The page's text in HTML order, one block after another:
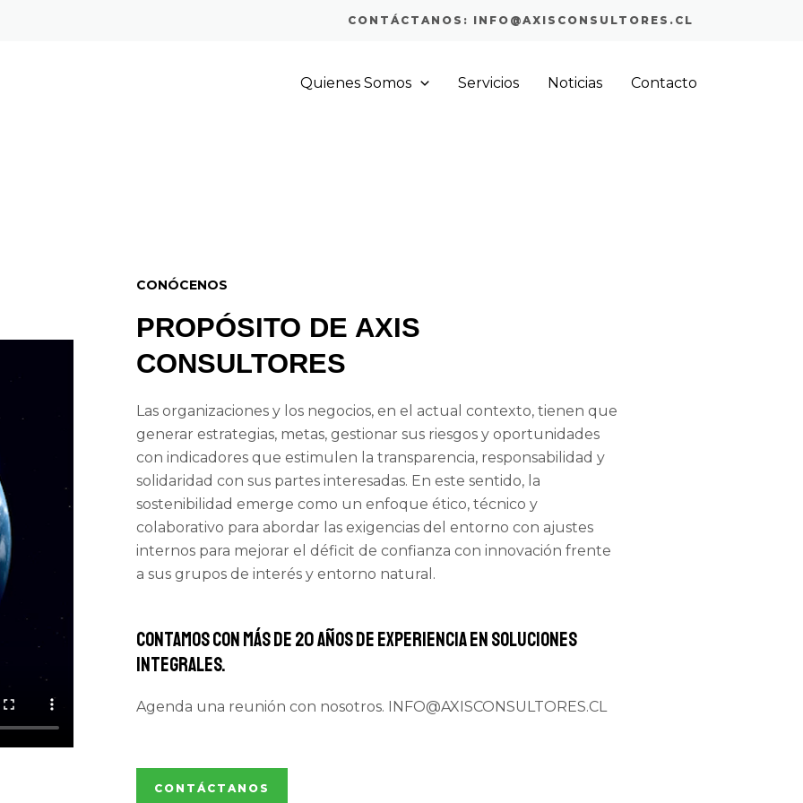
CONTÁCTANOS: INFO@AXISCONSULTORES.CL
Quienes Somos Servicios Noticias Contacto
CONÓCENOS
PROPÓSITO DE AXIS
CONSULTORES
Las organizaciones y los negocios, en el actual contexto, tienen que
generar estrategias, metas, gestionar sus riesgos y oportunidades
con indicadores que estimulen la transparencia, responsabilidad y
solidaridad con sus partes interesadas. En este sentido, la
sostenibilidad emerge como un enfoque ético, técnico y
colaborativo para abordar las exigencias del entorno con ajustes
internos para mejorar el déficit de confianza con innovación frente
a sus grupos de interés y entorno natural.
Contamos con más de 20 años de experiencia en soluciones
integrales.
Agenda una reunión con nosotros. INFO@AXISCONSULTORES.CL
CONTÁCTANOS